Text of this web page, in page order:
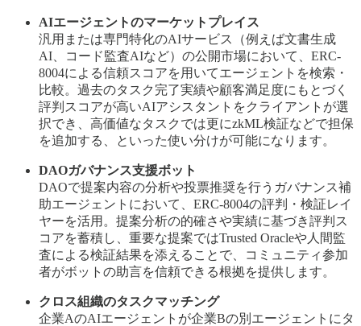
AIエージェントのマーケットプレイス
汎用または専門特化のAIサービス（例えば文書生成
AI、コード監査AIなど）の公開市場において、ERC-
8004による信頼スコアを用いてエージェントを検索・
比較。過去のタスク完了実績や顧客満足度にもとづく
評判スコアが高いAIアシスタントをクライアントが選
択でき、高価値なタスクでは更にzkML検証などで担保
を追加する、といった使い分けが可能になります。
DAOガバナンス支援ボット
DAOで提案内容の分析や投票推奨を行うガバナンス補
助エージェントにおいて、ERC-8004の評判・検証レイ
ヤーを活用。提案分析の的確さや実績に基づき評判ス
コアを蓄積し、重要な提案ではTrusted Oracleや人間監
査による検証結果を添えることで、コミュニティ参加
者がボットの助言を信頼できる根拠を提供します。
クロス組織のタスクマッチング
企業AのAIエージェントが企業Bの別エージェントにタ